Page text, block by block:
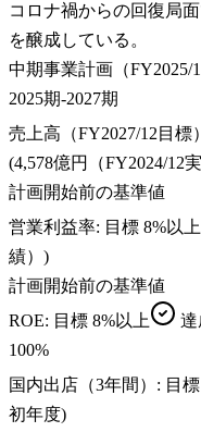
コロナ禍からの回復局
を醸成している。
中期事業計画（FY2025/
2025期-2027期
売上高（FY2027/12目標）
(4,578億円（FY2024/12
計画開始前の基準値
営業利益率: 目標 8%以上
績）)
計画開始前の基準値
ROE: 目標 8%以上 達
100%
国内出店（3年間） : 目標
初年度)